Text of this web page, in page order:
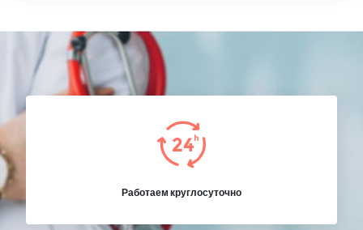
Работаем круглосуточно